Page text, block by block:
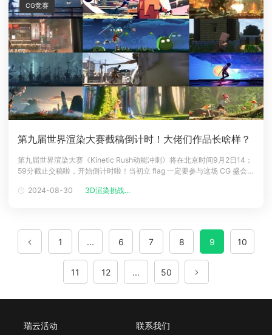
第九届世界渲染大赛截稿倒计时！大佬们作品长啥样？
第九届世界渲染大赛《Kinetic Rush动能冲刺》将在北京时间9月2日14：
59分截止交稿啦，开始倒计时啦！当初立 flag 一定要参与这场 CG 盛会的
助手陆续收到了超过一百份已经交卷的国人艺术家投稿，部分压制成动图
2024-08-30 3D渲染挑战...
CG竞赛
1 ... 6 7 8 9 10
11 12 ... 50
瑞云活动 联系我们